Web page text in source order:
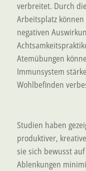
verbreitet. Durch
Arbeitsplatz
negativen
Atemübungen
Immunsystem
Wohlbefinden
Studien haben
produktiver,
sie sich bewusst
Ablenkungen